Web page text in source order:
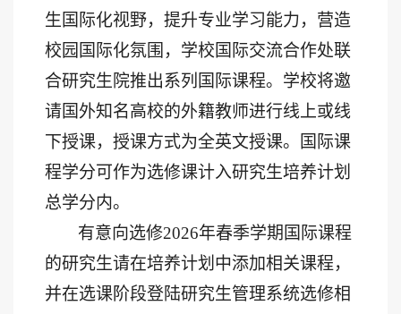
生国际化视野，提升专业学习能力，营造
校园国际化氛围，学校国际交流合作处联
合研究生院推出系列国际课程。学校将邀
请国外知名高校的外籍教师进行线上或线
下授课，授课方式为全英文授课。国际课
程学分可作为选修课计入研究生培养计划
总学分内。
有意向选修2026年春季学期国际课程
的研究生请在培养计划中添加相关课程，
并在选课阶段登陆研究生管理系统选修相